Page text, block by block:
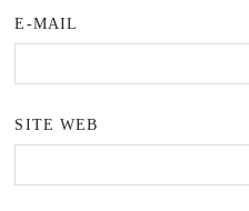
E-MAIL
SITE WEB